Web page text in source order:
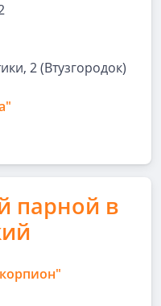
2 (Втузгородок)
парной в